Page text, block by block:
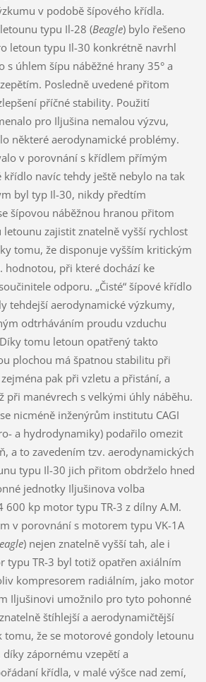
v podobě šípového křídla.
typu Il-28 (Beagle) bylo řešeno
letoun typu Il-30 konkrétně navrhl
s úhlem šípu náběžné hrany 35° a
Posledně uvedené přitom
příčné stability. Použití
pro Iljušina nemalou výzvu,
některé aerodynamické problémy.
v porovnání s křídlem přímým
křídlo navíc tehdy ještě nebylo na tak
byl typ Il-30, nikdy předtím
šípovou náběžnou hranou přitom
zajistit znatelně vyšší rychlost
tomu, že disponuje vyšším kritickým
hodnotou, při které dochází ke
odporu. „Čisté“ šípové křídlo
tehdejší aerodynamické výzkumy,
odtrháváním proudu vzduchu
tomu letoun opatřený takto
plochou má špatnou stabilitu při
pak při vzletu a přistání, a
při manévrech s velkými úhly náběhu.
nicméně inženýrům institutu CAGI
a hydrodynamiky) podařilo omezit
a to zavedením tzv. aerodynamických
typu Il-30 jich přitom obdrželo hned
jednotky Iljušinova volba
600 kp motor typu TR-3 z dílny A.M.
v porovnání s motorem typu VK-1A
) nejen znatelně vyšší tah, ale i
typu TR-3 byl totiž opatřen axiálním
kompresorem radiálním, jako motor
Iljušinovi umožnilo pro tyto pohonné
štíhlejší a aerodynamičtější
tomu, že se motorové gondoly letounu
zápornému vzepětí a
křídla, v malé výšce nad zemí,